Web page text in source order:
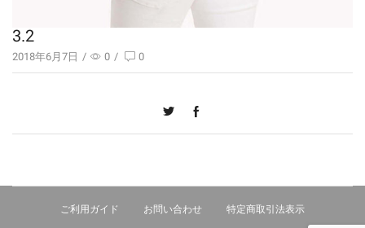
3.2
2018年6月7日 / 0 / 0
ご利用ガイド お問い合わせ 特定商取引法表示